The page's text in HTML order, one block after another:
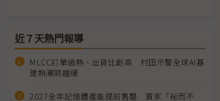
近７天熱門報導
MLCC訂單過熱、出貨比創高 村田示警全球AI基
建熱潮將趨緩
2027全年記憶體產能提前售罄 買家「祕而不